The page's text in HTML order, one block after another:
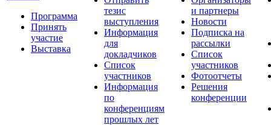
Программа
Принять
участие
Выставка
тезис
выступления
Информация
для
докладчиков
Список
участников
Информация
по
конференциям
прошлых лет
и партнеры
Новости
Подписка на
рассылки
Список
участников
Фотоотчеты
Решения
конференции